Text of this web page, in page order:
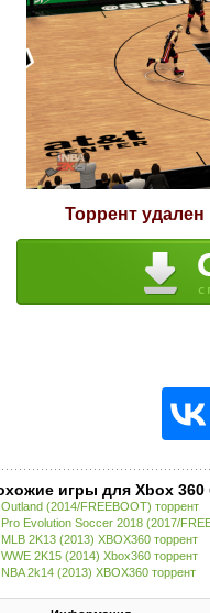
Торрент
игры для Xbox 360
Outland (2014/FREEBOOT) торрент
Pro Evolution Soccer 2018 (2017/
MLB 2K13 (2013) XBOX360 торрент
WWE 2K15 (2014) Xbox360 торрент
NBA 2k14 (2013) XBOX360 торрент